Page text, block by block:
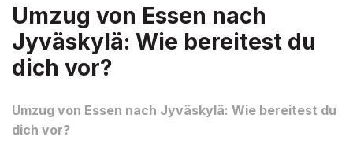
Umzug von Essen nach
Jyväskylä: Wie bereitest du
dich vor?
Umzug von Essen nach Jyväskylä: Wie bereitest du
dich vor?